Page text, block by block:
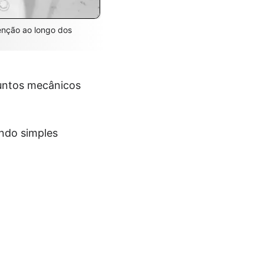
ao longo dos
mecânicos
simples